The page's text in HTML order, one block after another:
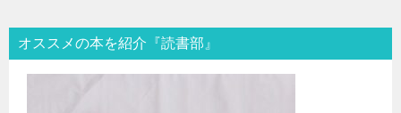
オススメの本を紹介『読書部』